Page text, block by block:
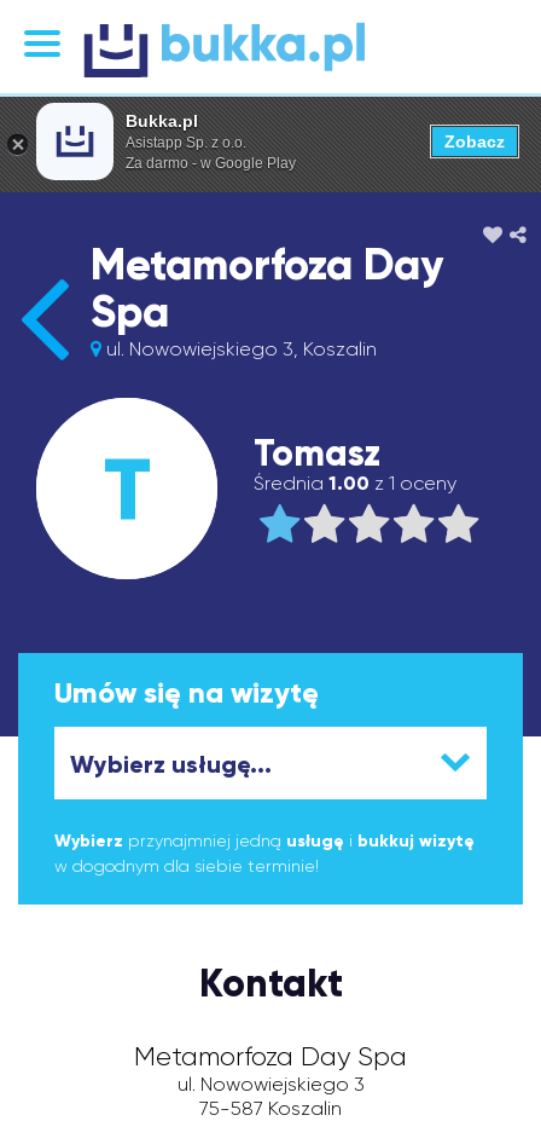
Metamorfoza Day
Spa
ul. Nowowiejskiego 3, Koszalin
T Tomasz
Średnia 1.00 z 1 oceny
Umów się na wizytę
Wybierz przynajmniej jedną usługę i bukkuj wizytę
w dogodnym dla siebie terminie!
Kontakt
Metamorfoza Day Spa
ul. Nowowiejskiego 3
75-587 Koszalin
Bukka.pl
Asistapp Sp. z o.o.
Za darmo - w Google Play
Zobacz